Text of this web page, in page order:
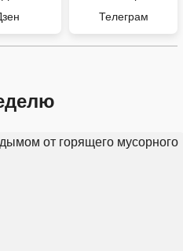
Телеграм